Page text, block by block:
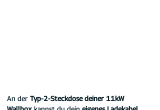
An der Typ-2-Steckdose deiner 11kW